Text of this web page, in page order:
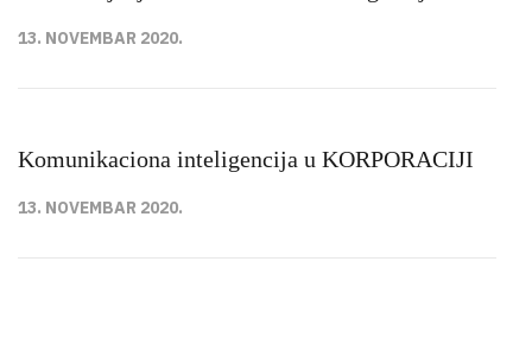
13. NOVEMBAR 2020.
Komunikaciona inteligencija u KORPORACIJI
13. NOVEMBAR 2020.